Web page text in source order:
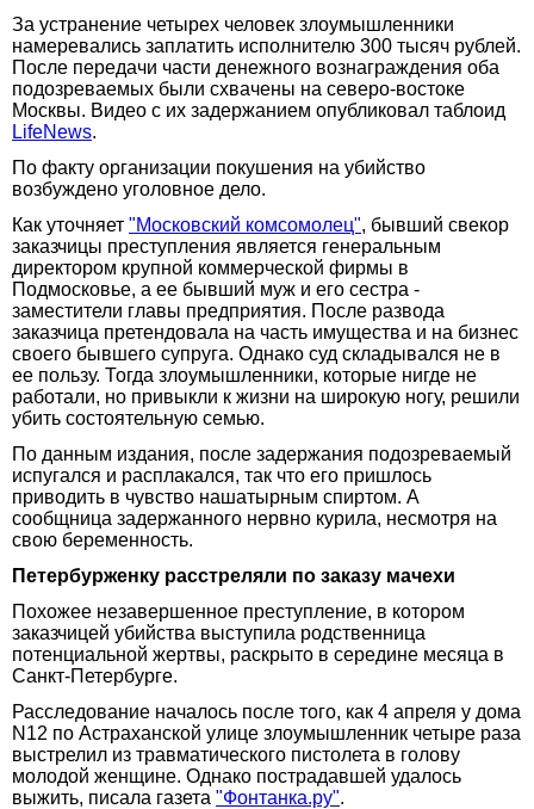
За устранение четырех человек злоумышленники
намеревались заплатить исполнителю 300 тысяч рублей.
После передачи части денежного вознаграждения оба
подозреваемых были схвачены на северо-востоке
Москвы. Видео с их задержанием опубликовал таблоид
LifeNews.
По факту организации покушения на убийство
возбуждено уголовное дело.
Как уточняет "Московский комсомолец", бывший свекор
заказчицы преступления является генеральным
директором крупной коммерческой фирмы в
Подмосковье, а ее бывший муж и его сестра -
заместители главы предприятия. После развода
заказчица претендовала на часть имущества и на бизнес
своего бывшего супруга. Однако суд складывался не в
ее пользу. Тогда злоумышленники, которые нигде не
работали, но привыкли к жизни на широкую ногу, решили
убить состоятельную семью.
По данным издания, после задержания подозреваемый
испугался и расплакался, так что его пришлось
приводить в чувство нашатырным спиртом. А
сообщница задержанного нервно курила, несмотря на
свою беременность.
Петербурженку расстреляли по заказу мачехи
Похожее незавершенное преступление, в котором
заказчицей убийства выступила родственница
потенциальной жертвы, раскрыто в середине месяца в
Санкт-Петербурге.
Расследование началось после того, как 4 апреля у дома
N12 по Астраханской улице злоумышленник четыре раза
выстрелил из травматического пистолета в голову
молодой женщине. Однако пострадавшей удалось
выжить, писала газета "Фонтанка.ру".